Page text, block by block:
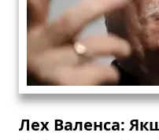
Лех Валенса: